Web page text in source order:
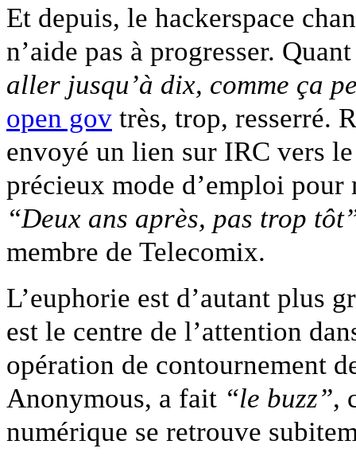
Et depuis, le hackerspace
n’aide pas à progresser.
aller jusqu’à dix, comme ça
open gov très, trop, resserré.
envoyé un lien sur IRC vers
précieux mode d’emploi
“Deux ans après, pas trop
membre de Telecomix.
L’euphorie est d’autant plus
est le centre de l’attention
opération de contournement
Anonymous, a fait “le buzz”,
numérique se retrouve